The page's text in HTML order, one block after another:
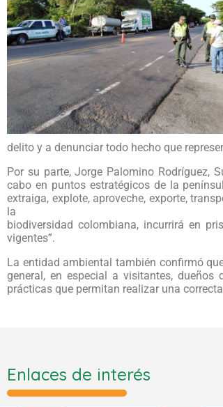
delito y a denunciar todo hecho que
Por su parte, Jorge Palomino Rodríguez,
cabo en puntos estratégicos de la
extraiga, explote, aproveche, exporte,
la
biodiversidad colombiana, incurrirá en
vigentes”.
La entidad ambiental también confirmó
general, en especial a visitantes,
prácticas que permitan realizar una
Enlaces de interés